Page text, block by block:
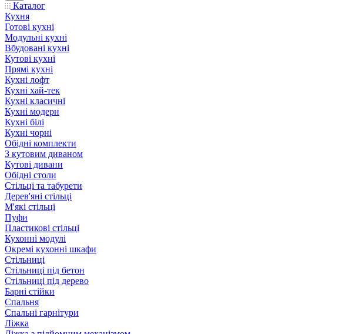
Каталог
Кухня
Готові кухні
Модульні кухні
Вбудовані кухні
Кутові кухні
Прямі кухні
Кухні лофт
Кухні хай-тек
Кухні класичні
Кухні модерн
Кухні білі
Кухні чорні
Обідні комплекти
З кутовим диваном
Кутові дивани
Обідні столи
Стільці та табурети
Дерев'яні стільці
М'які стільці
Пуфи
Пластикові стільці
Кухонні модулі
Окремі кухонні шкафи
Стільниці
Стільниці під бетон
Стільниці під дерево
Барні стійки
Спальня
Спальні гарнітури
Ліжка